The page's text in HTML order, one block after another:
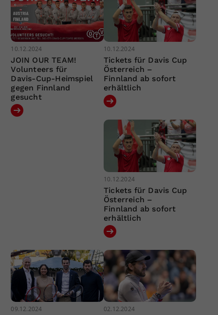
10.12.2024
JOIN OUR TEAM!
Volunteers für
Davis-Cup-Heimspiel
gegen Finnland
gesucht
10.12.2024
Tickets für Davis Cup
Österreich –
Finnland ab sofort
erhältlich
10.12.2024
Tickets für Davis Cup
Österreich –
Finnland ab sofort
erhältlich
09.12.2024 02.12.2024